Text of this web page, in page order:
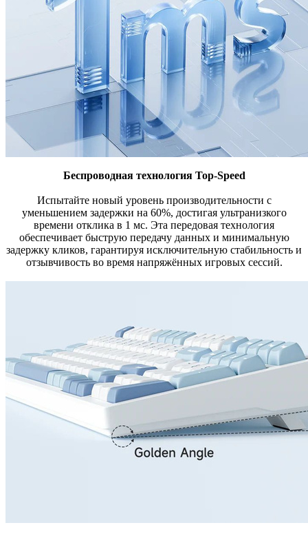
Беспроводная технология Top-Speed
Испытайте новый уровень производительности с
уменьшением задержки на 60%, достигая ультранизкого
времени отклика в 1 мс. Эта передовая технология
обеспечивает быструю передачу данных и минимальную
задержку кликов, гарантируя исключительную стабильность и
отзывчивость во время напряжённых игровых сессий.